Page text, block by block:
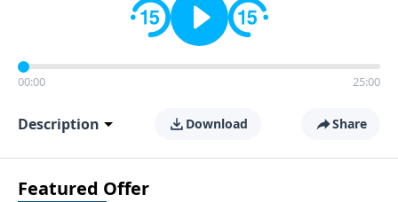
00:00 25:00
Description Download Share
Featured Offer